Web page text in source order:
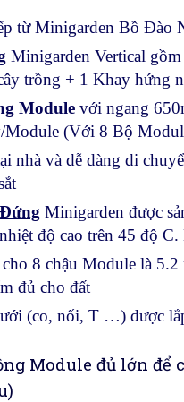
từ Minigarden Bồ Đào
Minigarden Vertical
trồng + 1 Khay hứng
Module với ngang
Module (Với 8 Bộ
nhà và dễ dàng di
Minigarden được
độ cao trên 45 độ
cho 8 chậu Module là
đủ cho đất
(co, nối, T …) được
Module đủ lớn để